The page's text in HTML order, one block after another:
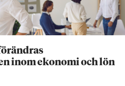
inom ekonomi och lön